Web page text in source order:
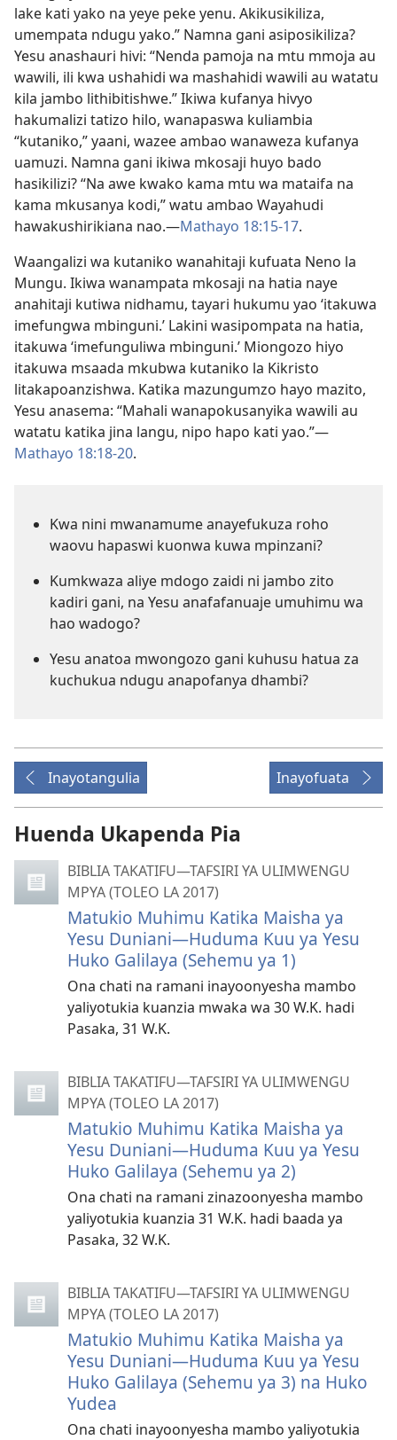
lake kati yako na yeye peke yenu. Akikusikiliza,
umempata ndugu yako.” Namna gani asiposikiliza?
Yesu anashauri hivi: “Nenda pamoja na mtu mmoja au
wawili, ili kwa ushahidi wa mashahidi wawili au watatu
kila jambo lithibitishwe.” Ikiwa kufanya hivyo
hakumalizi tatizo hilo, wanapaswa kuliambia
“kutaniko,” yaani, wazee ambao wanaweza kufanya
uamuzi. Namna gani ikiwa mkosaji huyo bado
hasikilizi? “Na awe kwako kama mtu wa mataifa na
kama mkusanya kodi,” watu ambao Wayahudi
hawakushirikiana nao.—Mathayo 18:15-17.
Waangalizi wa kutaniko wanahitaji kufuata Neno la
Mungu. Ikiwa wanampata mkosaji na hatia naye
anahitaji kutiwa nidhamu, tayari hukumu yao ‘itakuwa
imefungwa mbinguni.’ Lakini wasipompata na hatia,
itakuwa ‘imefunguliwa mbinguni.’ Miongozo hiyo
itakuwa msaada mkubwa kutaniko la Kikristo
litakapoanzishwa. Katika mazungumzo hayo mazito,
Yesu anasema: “Mahali wanapokusanyika wawili au
watatu katika jina langu, nipo hapo kati yao.”—
Mathayo 18:18-20.
Kwa nini mwanamume anayefukuza roho
waovu hapaswi kuonwa kuwa mpinzani?
Kumkwaza aliye mdogo zaidi ni jambo zito
kadiri gani, na Yesu anafafanuaje umuhimu wa
hao wadogo?
Yesu anatoa mwongozo gani kuhusu hatua za
kuchukua ndugu anapofanya dhambi?
Inayotangulia Inayofuata
Huenda Ukapenda Pia
BIBLIA TAKATIFU—TAFSIRI YA ULIMWENGU
MPYA (TOLEO LA 2017)
Matukio Muhimu Katika Maisha ya
Yesu Duniani—Huduma Kuu ya Yesu
Huko Galilaya (Sehemu ya 1)
Ona chati na ramani inayoonyesha mambo
yaliyotukia kuanzia mwaka wa 30 W.K. hadi
Pasaka, 31 W.K.
BIBLIA TAKATIFU—TAFSIRI YA ULIMWENGU
MPYA (TOLEO LA 2017)
Matukio Muhimu Katika Maisha ya
Yesu Duniani—Huduma Kuu ya Yesu
Huko Galilaya (Sehemu ya 2)
Ona chati na ramani zinazoonyesha mambo
yaliyotukia kuanzia 31 W.K. hadi baada ya
Pasaka, 32 W.K.
BIBLIA TAKATIFU—TAFSIRI YA ULIMWENGU
MPYA (TOLEO LA 2017)
Matukio Muhimu Katika Maisha ya
Yesu Duniani—Huduma Kuu ya Yesu
Huko Galilaya (Sehemu ya 3) na Huko
Yudea
Ona chati inayoonyesha mambo yaliyotukia